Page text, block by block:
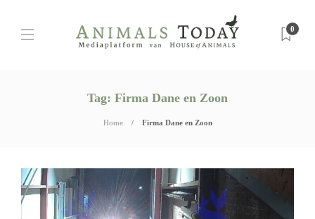
0
Tag: Firma Dane en Zoon
Home Firma Dane en Zoon